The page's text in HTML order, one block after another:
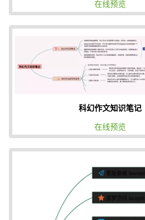
在线预览
科幻作文知识笔记
在线预览